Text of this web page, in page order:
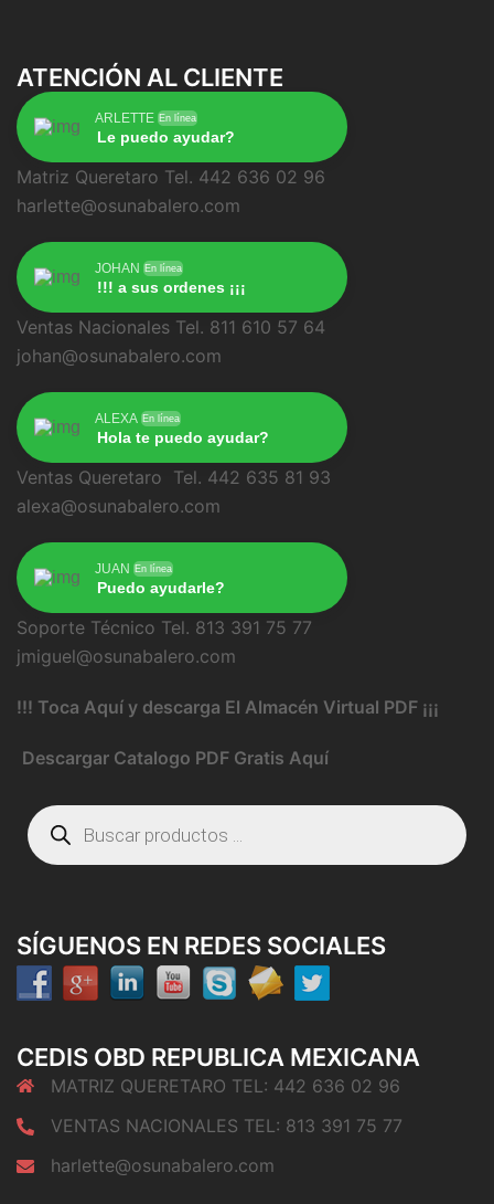
ATENCIÓN AL CLIENTE
ARLETTE En línea
Le puedo ayudar?
Matriz Queretaro Tel. 442 636 02 96
harlette@osunabalero.com
JOHAN En línea
!!! a sus ordenes ¡¡¡
Ventas Nacionales Tel. 811 610 57 64
johan@osunabalero.com
ALEXA En línea
Hola te puedo ayudar?
Ventas Queretaro Tel. 442 635 81 93
alexa@osunabalero.com
JUAN En línea
Puedo ayudarle?
Soporte Técnico Tel. 813 391 75 77
jmiguel@osunabalero.com
!!! Toca Aquí y descarga El Almacén Virtual PDF ¡¡¡
Descargar Catalogo PDF Gratis Aquí
Búsqueda
de
productos
SÍGUENOS EN REDES SOCIALES
CEDIS OBD REPUBLICA MEXICANA
MATRIZ QUERETARO TEL: 442 636 02 96
VENTAS NACIONALES TEL: 813 391 75 77
harlette@osunabalero.com